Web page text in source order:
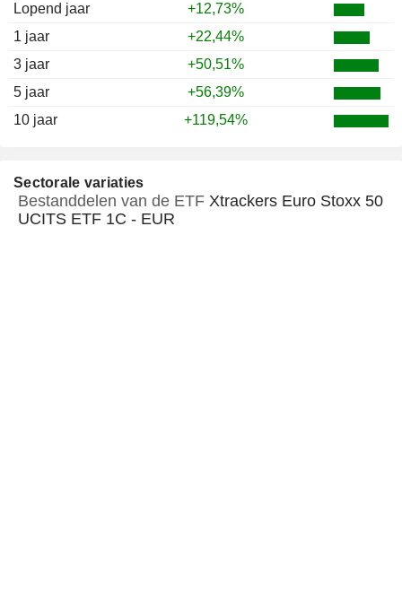
Lopend jaar
+12,73%
1 jaar
+22,44%
3 jaar
+50,51%
5 jaar
+56,39%
10 jaar
+119,54%
Sectorale variaties
Bestanddelen van de ETF Xtrackers Euro Stoxx 50
UCITS ETF 1C - EUR
1993
1992
1991
1990
1989
1987